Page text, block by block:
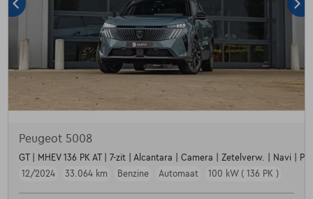
Peugeot 5008
GT | MHEV 136 PK AT | 7-zit | Alcantara | Camera | Zetelverw. | Navi |
12/2024
33.064 km Benzine Automaat 100 kW ( 136 PK )